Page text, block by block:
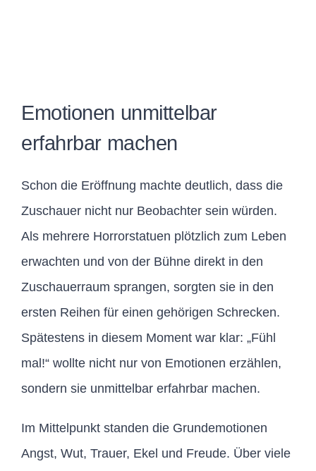
Emotionen unmittelbar
erfahrbar machen
Schon die Eröffnung machte deutlich, dass die
Zuschauer nicht nur Beobachter sein würden.
Als mehrere Horrorstatuen plötzlich zum Leben
erwachten und von der Bühne direkt in den
Zuschauerraum sprangen, sorgten sie in den
ersten Reihen für einen gehörigen Schrecken.
Spätestens in diesem Moment war klar: „Fühl
mal!“ wollte nicht nur von Emotionen erzählen,
sondern sie unmittelbar erfahrbar machen.
Im Mittelpunkt standen die Grundemotionen
Angst, Wut, Trauer, Ekel und Freude. Über viele